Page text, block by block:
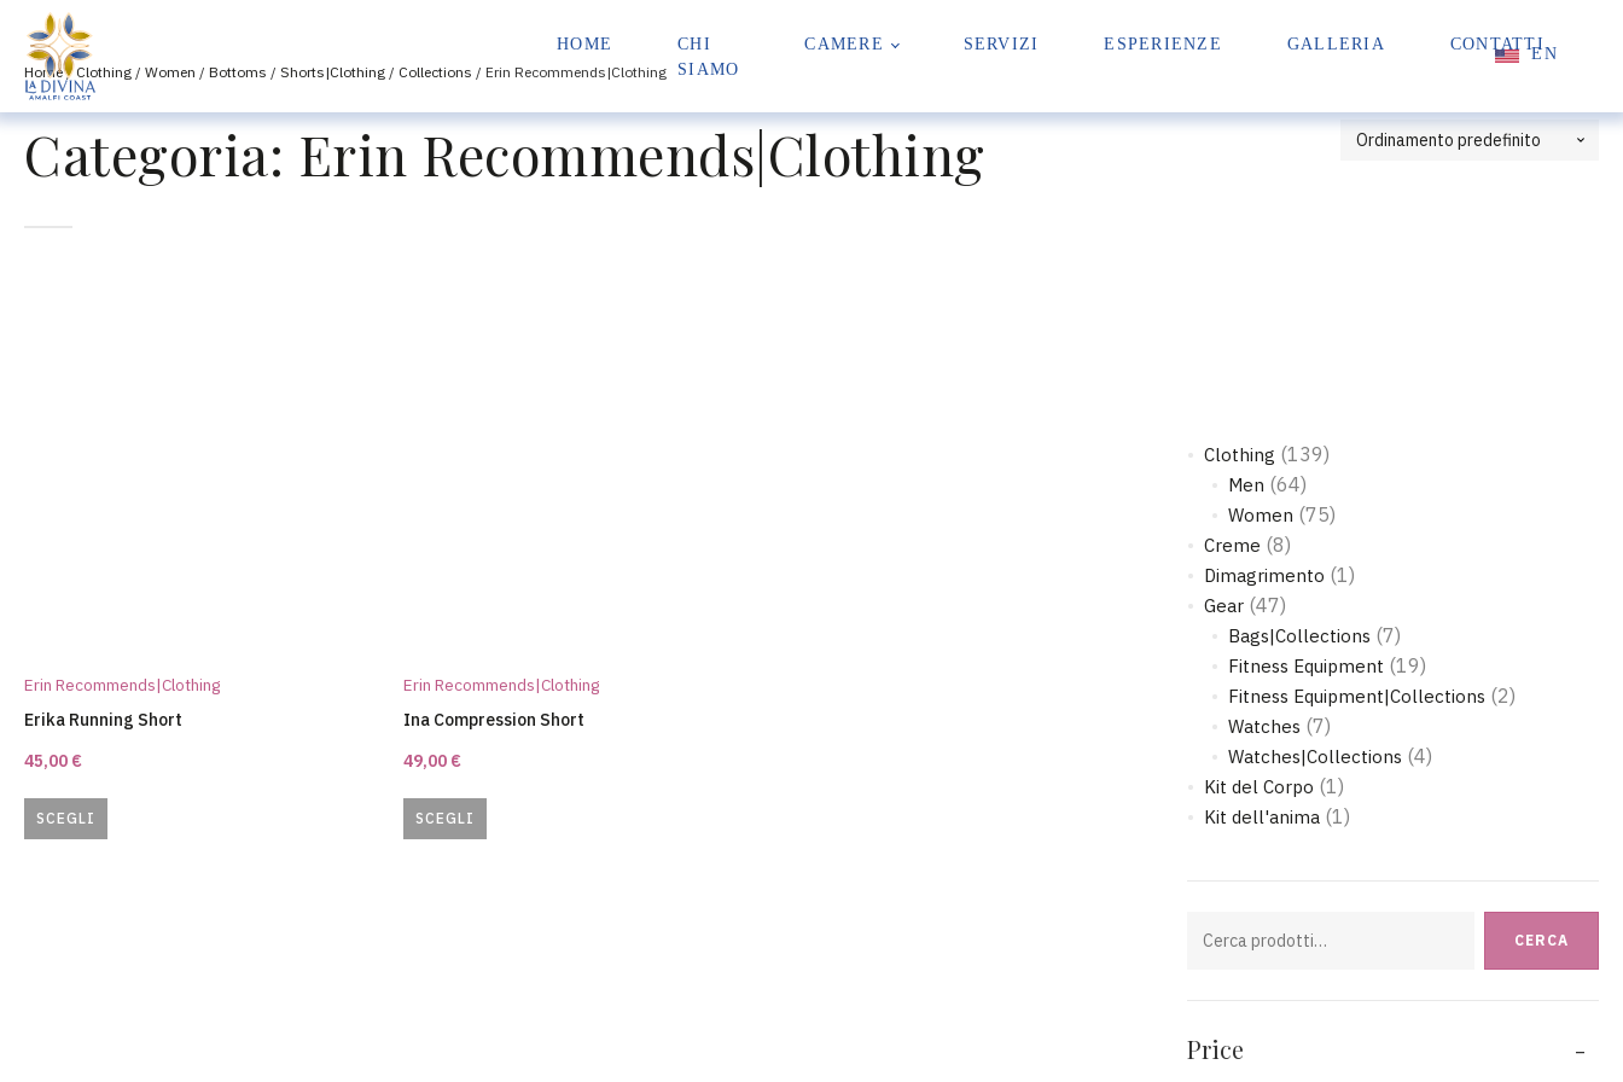
HOME
CHI
SIAMO
CAMERE SERVIZI ESPERIENZE GALLERIA CONTATTI
EN
Home/Clothing / Women / Bottoms / Shorts|Clothing / Collections / Erin Recommends|Clothing
Categoria: Erin Recommends|Clothing
SCEGLI
Erin Recommends|Clothing
Erika Running Short
45,00 €
SCEGLI
Erin Recommends|Clothing
Ina Compression Short
49,00 €
Clothing (139)
Men (64)
Women (75)
Creme (8)
Dimagrimento (1)
Gear (47)
Bags|Collections (7)
Fitness Equipment (19)
Fitness Equipment|Collections (2)
Watches (7)
Watches|Collections (4)
Kit del Corpo (1)
Kit dell'anima (1)
Cerca: CERCA
Price